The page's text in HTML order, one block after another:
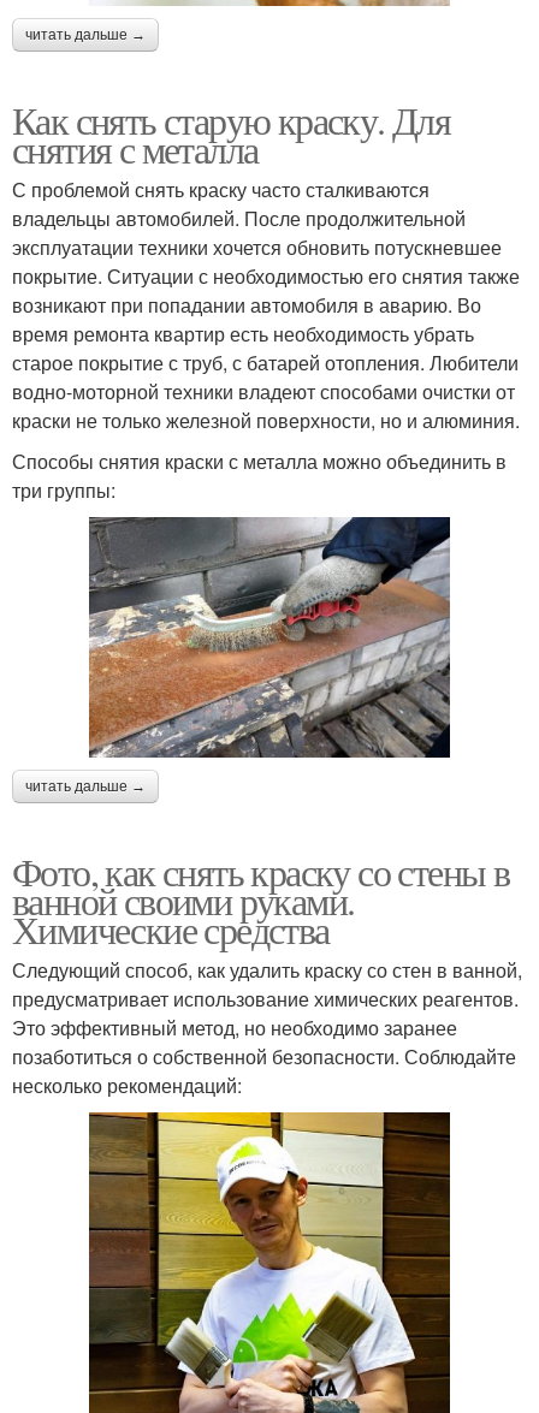
читать дальше →
Как снять старую краску. Для
снятия с металла
С проблемой снять краску часто сталкиваются
владельцы автомобилей. После продолжительной
эксплуатации техники хочется обновить потускневшее
покрытие. Ситуации с необходимостью его снятия также
возникают при попадании автомобиля в аварию. Во
время ремонта квартир есть необходимость убрать
старое покрытие с труб, с батарей отопления. Любители
водно-моторной техники владеют способами очистки от
краски не только железной поверхности, но и алюминия.
Способы снятия краски с металла можно объединить в
три группы:
читать дальше →
Фото, как снять краску со стены в
ванной своими руками.
Химические средства
Следующий способ, как удалить краску со стен в ванной,
предусматривает использование химических реагентов.
Это эффективный метод, но необходимо заранее
позаботиться о собственной безопасности. Соблюдайте
несколько рекомендаций: